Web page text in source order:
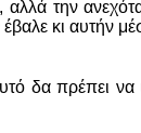
, αλλά την
κι αυτήν
δα